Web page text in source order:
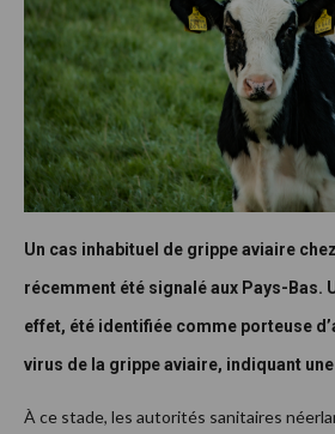
Un cas inhabituel de grippe aviaire
récemment été signalé aux Pays-Bas.
effet, été identifiée comme porteuse
virus de la grippe aviaire, indiquant
À ce stade, les autorités sanitaires